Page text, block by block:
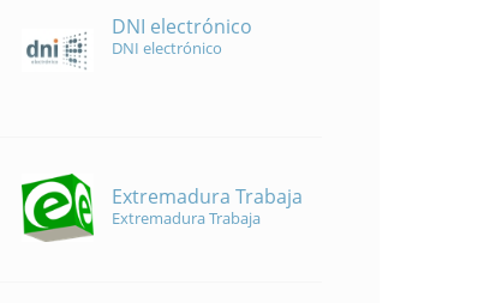
DNI electrónico
DNI electrónico
Extremadura Trabaja
Extremadura Trabaja